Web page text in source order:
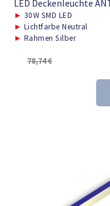
LED Deckenleuchte
► 30W SMD LED
► Lichtfarbe Neutral
► Rahmen Silber
78,74€